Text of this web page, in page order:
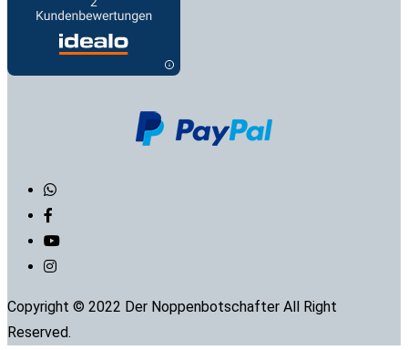
Copyright © 2022 Der Noppenbotschafter All Right
Reserved.